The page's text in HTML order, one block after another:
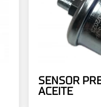
SENSOR
ACEITE